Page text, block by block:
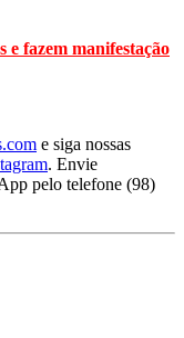
e fazem manifestação
e siga nossas
. Envie
pelo telefone (98)